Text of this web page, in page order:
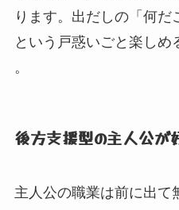
ります。 出だしの「何だ
という戸惑いごと楽しめ
。
後方支援型の主人公が
主人公の職業は前に出て